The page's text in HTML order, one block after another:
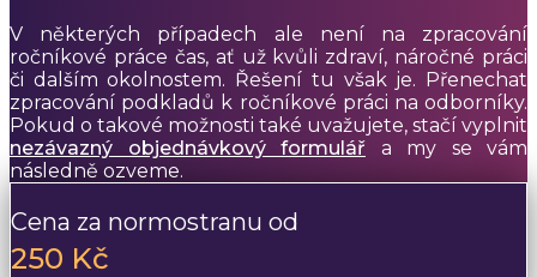
V některých případech ale není na zpracování
ročníkové práce čas, ať už kvůli zdraví, náročné práci
či dalším okolnostem. Řešení tu však je. Přenechat
zpracování podkladů k ročníkové práci na odborníky.
Pokud o takové možnosti také uvažujete, stačí vyplnit
nezávazný objednávkový formulář a my se vám
následně ozveme.
Cena za normostranu od
250 Kč